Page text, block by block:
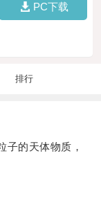
PC下载
排行
的天体物质，